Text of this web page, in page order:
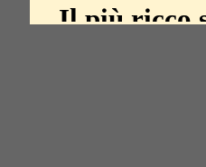
Il più ricco